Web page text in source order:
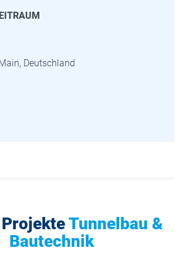
Deutschland
Tunnelbau &
Bautechnik